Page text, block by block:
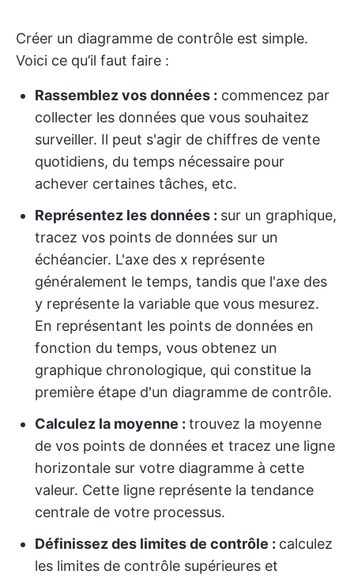
Créer un diagramme de contrôle est simple.
Voici ce qu’il faut faire :
Rassemblez vos données : commencez par
collecter les données que vous souhaitez
surveiller. Il peut s'agir de chiffres de vente
quotidiens, du temps nécessaire pour
achever certaines tâches, etc.
Représentez les données : sur un graphique,
tracez vos points de données sur un
échéancier. L'axe des x représente
généralement le temps, tandis que l'axe des
y représente la variable que vous mesurez.
En représentant les points de données en
fonction du temps, vous obtenez un
graphique chronologique, qui constitue la
première étape d'un diagramme de contrôle.
Calculez la moyenne : trouvez la moyenne
de vos points de données et tracez une ligne
horizontale sur votre diagramme à cette
valeur. Cette ligne représente la tendance
centrale de votre processus.
Définissez des limites de contrôle : calculez
les limites de contrôle supérieures et